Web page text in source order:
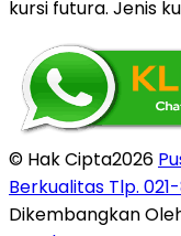
kursi futura. Jenis
© Hak Cipta2026
Berkualitas Tlp.
Dikembangkan